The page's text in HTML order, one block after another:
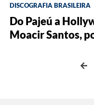
DISCOGRAFIA BRASILEIRA
Do Pajeú a
Moacir Santos,
RÁDIO BATUTA
Ney ao vivo,
Fernando Vianna
BRASILIANA FOTOGRÁFICA
O Pombal da
Augusto dos